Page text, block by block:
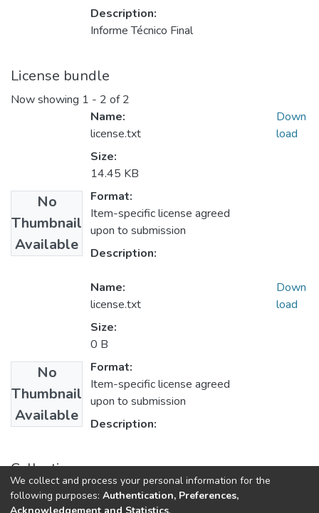
Description:
Informe Técnico Final
License bundle
Now showing 1 - 2 of 2
No
Thumbnail
Available
Name:
license.txt
Size:
14.45 KB
Format:
Item-specific license agreed
upon to submission
Description:
Down
load
No
Thumbnail
Available
Name:
license.txt
Size:
0 B
Format:
Item-specific license agreed
upon to submission
Description:
Down
load
Collections
1.1.2. Informes Finales
We collect and process your personal information for the
following purposes: Authentication, Preferences,